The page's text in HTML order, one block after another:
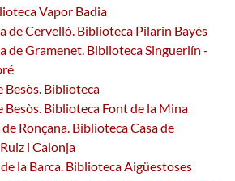
Vapor Badia
de Cervelló. Biblioteca Pilarin Bayés
de Gramenet. Biblioteca Singuerlín -
Besòs. Biblioteca
Besòs. Biblioteca Font de la Mina
Ronçana. Biblioteca Casa de
i Calonja
la Barca. Biblioteca Aigüestoses